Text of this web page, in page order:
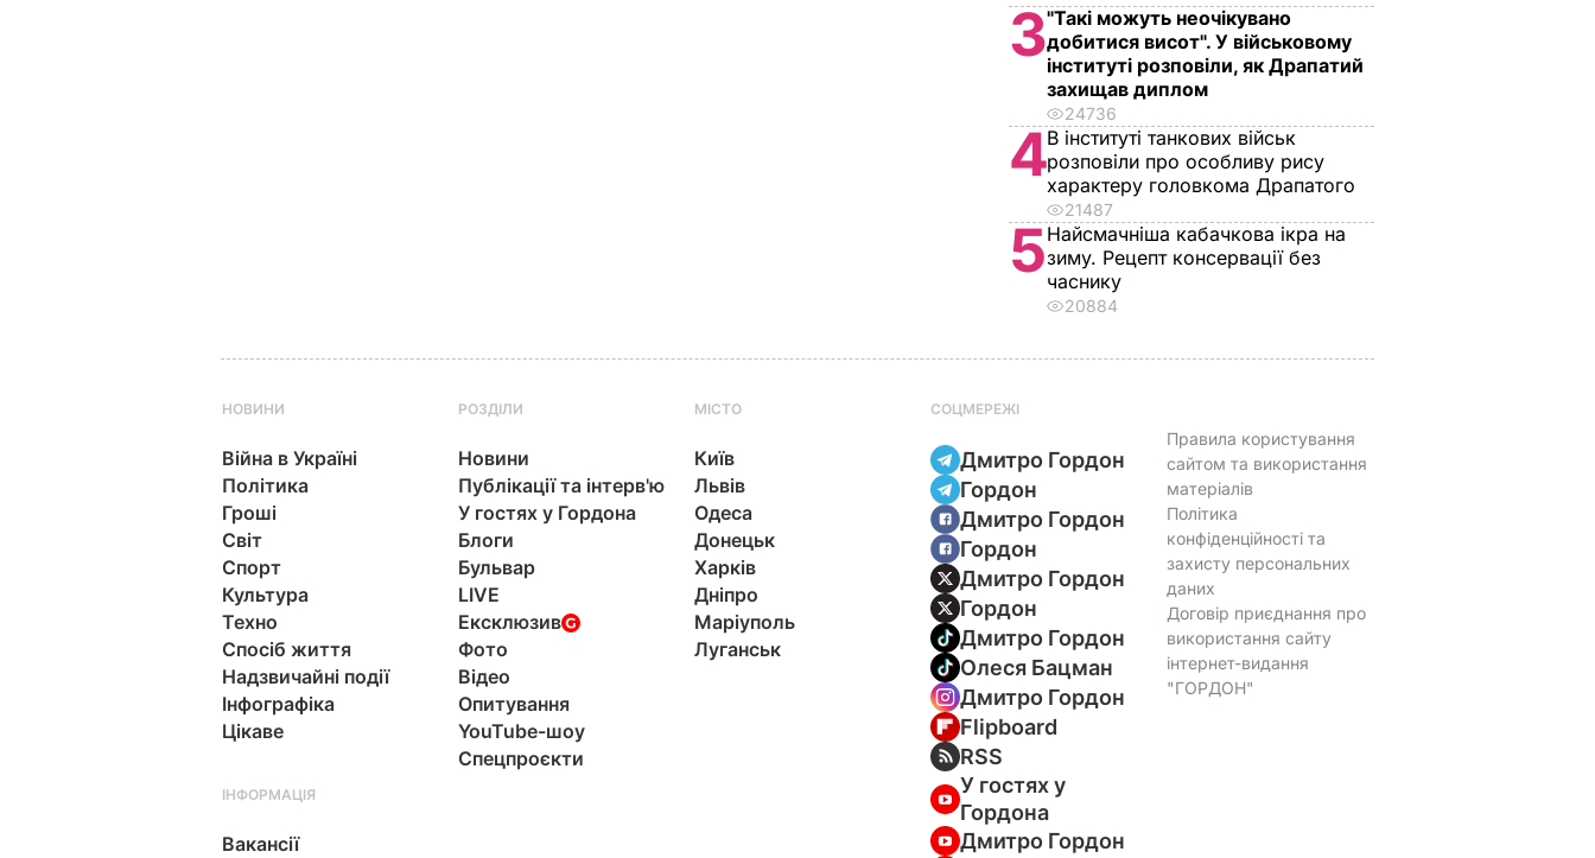
3"Такі можуть неочікувано
добитися висот". У військовому
інституті розповіли, як Драпатий
захищав диплом
24736
4В інституті танкових військ
розповіли про особливу рису
характеру головкома Драпатого
21487
5Найсмачніша кабачкова ікра на
зиму. Рецепт консервації без
часнику
20884
НОВИНИ
Війна в Україні
Політика
Гроші
Світ
Спорт
Культура
Техно
Спосіб життя
Надзвичайні події
Інфографіка
Цікаве
РОЗДІЛИ
Новини
Публікації та інтерв'ю
У гостях у Гордона
Блоги
Бульвар
LIVE
Ексклюзив
Фото
Відео
Опитування
YouTube-шоу
Спецпроєкти
МІСТО
Київ
Львів
Одеса
Донецьк
Харків
Дніпро
Маріуполь
Луганськ
СОЦМЕРЕЖІ
Дмитро Гордон
Гордон
Дмитро Гордон
Гордон
Дмитро Гордон
Гордон
Дмитро Гордон
Олеся Бацман
Дмитро Гордон
Flipboard
RSS
У гостях у
Гордона
Дмитро Гордон
ІНФОРМАЦІЯ
Вакансії
Правила користування
сайтом та використання
матеріалів
Політика
конфіденційності та
захисту персональних
даних
Договір приєднання про
використання сайту
інтернет-видання
"ГОРДОН"